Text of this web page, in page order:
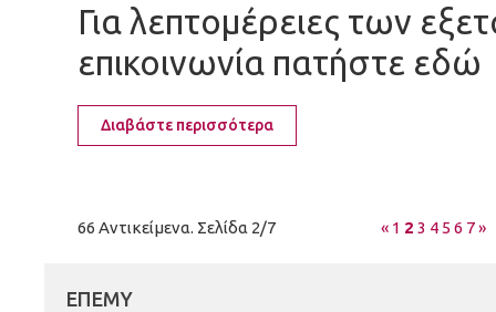
Για λεπτομέρειες των
επικοινωνία πατήστε εδώ
Διαβάστε περισσότερα
66 Αντικείμενα. Σελίδα 2/7 « 1 2 3 4 5 6 7»
ΕΠΕΜΥ